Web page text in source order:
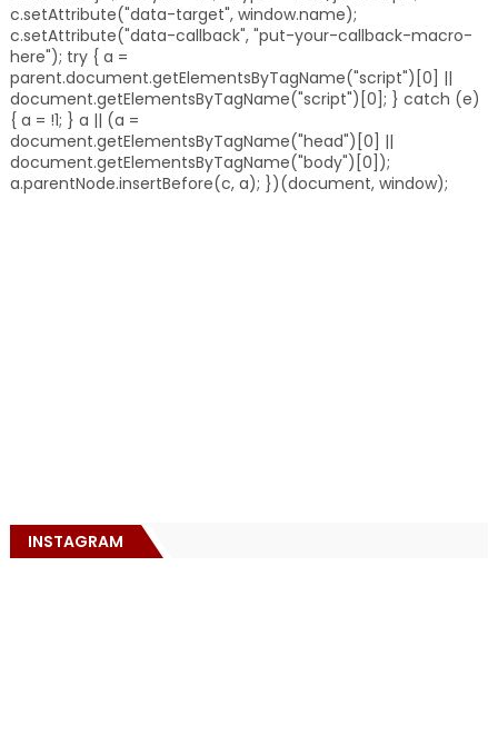
c.setAttribute("data-target", window.name);
c.setAttribute("data-callback", "put-your-callback-macro-
here"); try { a =
parent.document.getElementsByTagName("script")[0] ||
document.getElementsByTagName("script")[0]; } catch (e)
{ a = !1; } a || (a =
document.getElementsByTagName("head")[0] ||
document.getElementsByTagName("body")[0]);
a.parentNode.insertBefore(c, a); })(document, window);
INSTAGRAM